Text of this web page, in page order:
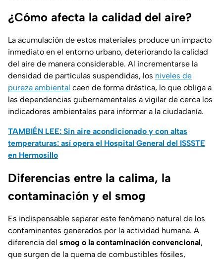
¿Cómo afecta la calidad del aire?
La acumulación de estos materiales produce un impacto
inmediato en el entorno urbano, deteriorando la calidad
del aire de manera considerable. Al incrementarse la
densidad de partículas suspendidas, los niveles de
pureza ambiental caen de forma drástica, lo que obliga a
las dependencias gubernamentales a vigilar de cerca los
indicadores ambientales para informar a la ciudadanía.
TAMBIÉN LEE: Sin aire acondicionado y con altas
temperaturas: así opera el Hospital General del ISSSTE
en Hermosillo
Diferencias entre la calima, la
contaminación y el smog
Es indispensable separar este fenómeno natural de los
contaminantes generados por la actividad humana. A
diferencia del smog o la contaminación convencional,
que surgen de la quema de combustibles fósiles,